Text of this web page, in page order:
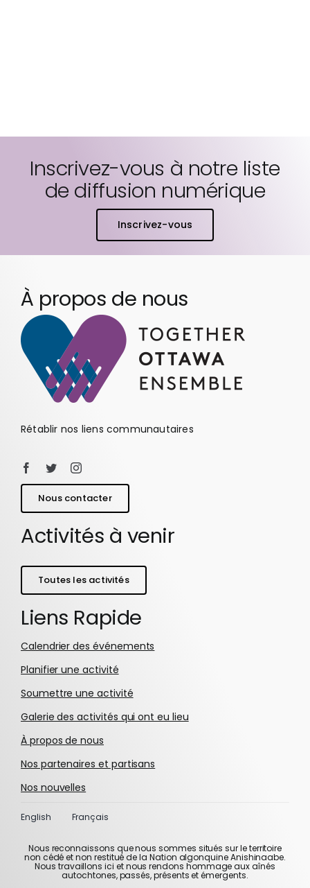
Inscrivez-vous à notre liste
de diffusion numérique
Inscrivez-vous
À propos de nous
Rétablir nos liens communautaires
Nous contacter
Activités à venir
Toutes les activités
Liens Rapide
Calendrier des événements
Planifier une activité
Soumettre une activité
Galerie des activités qui ont eu lieu
À propos de nous
Nos partenaires et partisans
Nos nouvelles
English Français
Nous reconnaissons que nous sommes situés sur le territoire
non cédé et non restitué de la Nation algonquine Anishinaabe.
Nous travaillons ici et nous rendons hommage aux aînés
autochtones, passés, présents et émergents.